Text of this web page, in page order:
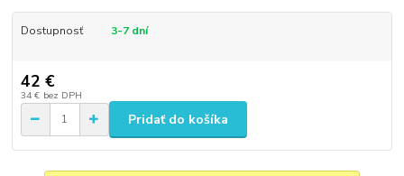
Dostupnosť 3-7 dní
42 €
34 € bez DPH
Pridať do košíka